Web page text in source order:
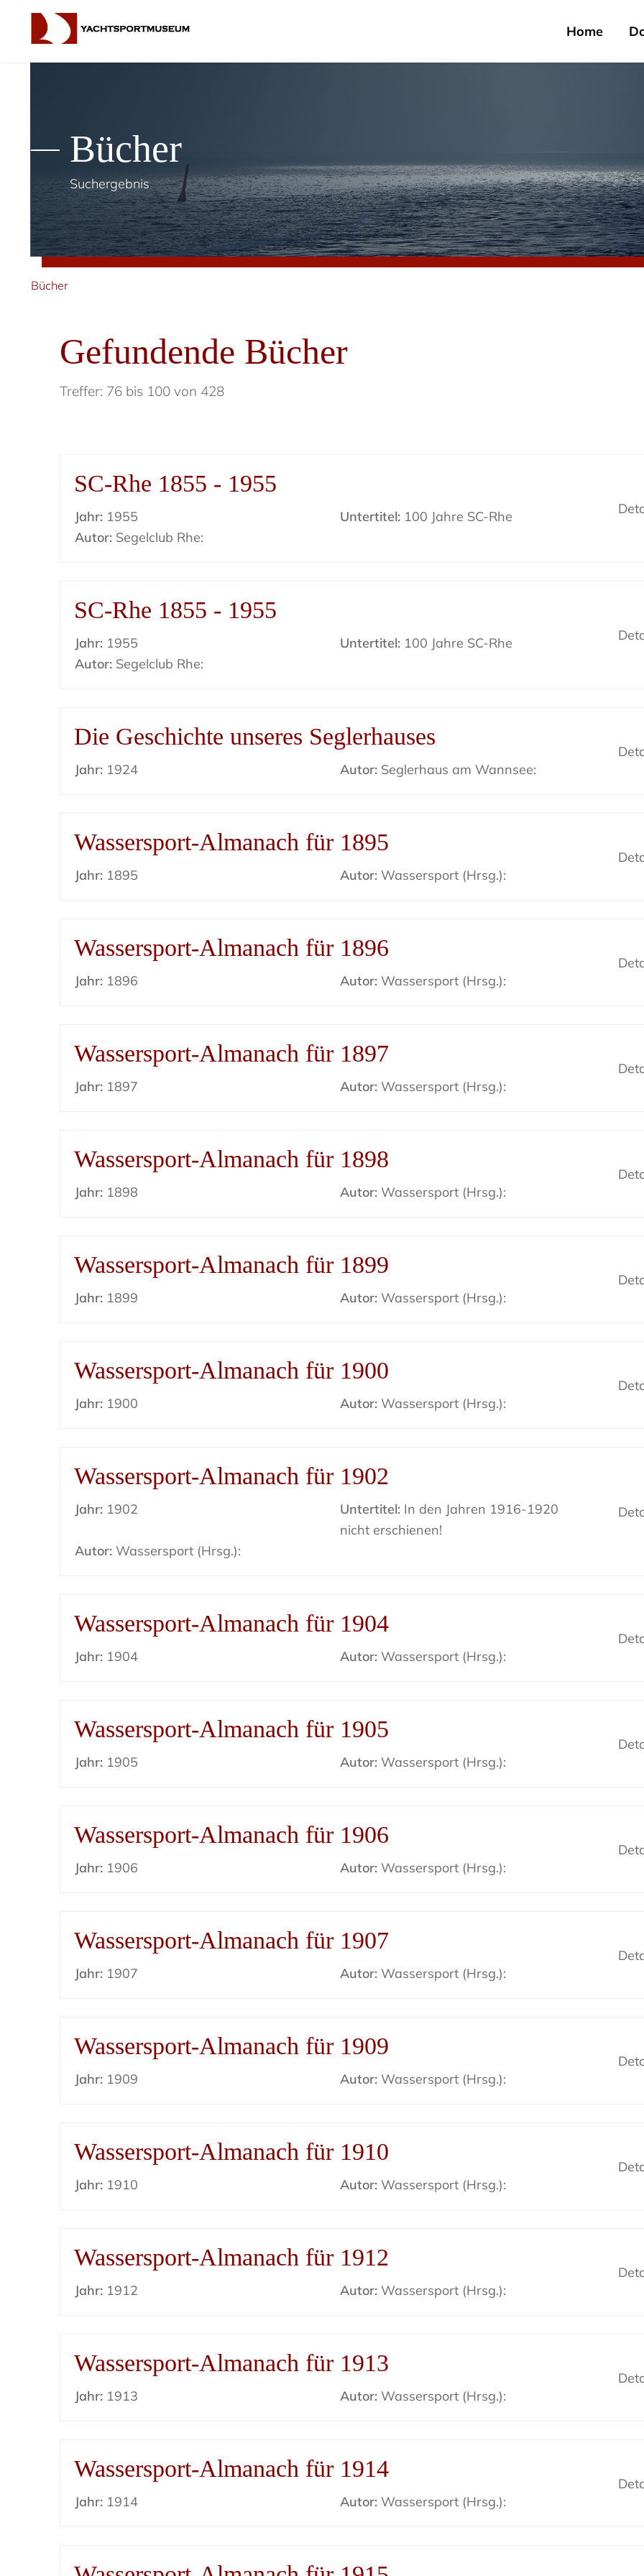
Home
Bücher
Suchergebnis
Bücher
Gefundende Bücher
Treffer: 76 bis 100 von 428
SC-Rhe 1855 - 1955
Jahr: 1955 Untertitel:100 Jahre SC-Rhe
Autor: Segelclub Rhe:
SC-Rhe 1855 - 1955
Jahr: 1955 Untertitel:100 Jahre SC-Rhe
Autor: Segelclub Rhe:
Die Geschichte unseres Seglerhauses
Jahr: 1924 Autor:Seglerhaus am Wannsee:
Wassersport-Almanach für 1895
Jahr: 1895 Autor:Wassersport (Hrsg.):
Wassersport-Almanach für 1896
Jahr: 1896 Autor:Wassersport (Hrsg.):
Wassersport-Almanach für 1897
Jahr: 1897 Autor:Wassersport (Hrsg.):
Wassersport-Almanach für 1898
Jahr: 1898 Autor:Wassersport (Hrsg.):
Wassersport-Almanach für 1899
Jahr: 1899 Autor:Wassersport (Hrsg.):
Wassersport-Almanach für 1900
Jahr: 1900 Autor:Wassersport (Hrsg.):
Wassersport-Almanach für 1902
Jahr: 1902 Untertitel:In den Jahren 1916-1920
nicht erschienen!
Autor: Wassersport (Hrsg.):
Wassersport-Almanach für 1904
Jahr: 1904 Autor:Wassersport (Hrsg.):
Wassersport-Almanach für 1905
Jahr: 1905 Autor:Wassersport (Hrsg.):
Wassersport-Almanach für 1906
Jahr: 1906 Autor:Wassersport (Hrsg.):
Wassersport-Almanach für 1907
Jahr: 1907 Autor:Wassersport (Hrsg.):
Wassersport-Almanach für 1909
Jahr: 1909 Autor:Wassersport (Hrsg.):
Wassersport-Almanach für 1910
Jahr: 1910 Autor:Wassersport (Hrsg.):
Wassersport-Almanach für 1912
Jahr: 1912 Autor:Wassersport (Hrsg.):
Wassersport-Almanach für 1913
Jahr: 1913 Autor:Wassersport (Hrsg.):
Wassersport-Almanach für 1914
Jahr: 1914 Autor:Wassersport (Hrsg.):